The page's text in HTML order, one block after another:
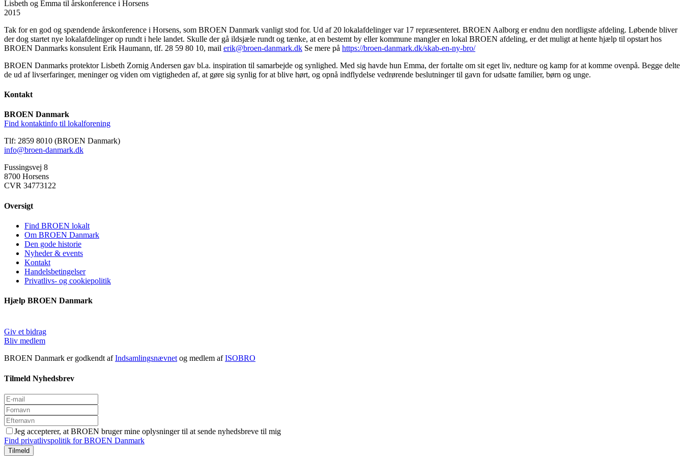
Lisbeth og Emma til årskonference i Horsens
2015
Tak for en god og spændende årskonference i Horsens, som BROEN Danmark vanligt stod for. Ud af 20 lokalafdelinger var 17 repræsenteret. BROEN Aalborg er endnu den nordligste afdeling. Løbende bliver
der dog startet nye lokalafdelinger op rundt i hele landet. Skulle der gå ildsjæle rundt og tænke, at en bestemt by eller kommune mangler en lokal BROEN afdeling, er det muligt at hente hjælp til opstart hos
BROEN Danmarks konsulent Erik Haumann, tlf. 28 59 80 10, mail erik@broen-danmark.dk Se mere på https://broen-danmark.dk/skab-en-ny-bro/
BROEN Danmarks protektor Lisbeth Zornig Andersen gav bl.a. inspiration til samarbejde og synlighed. Med sig havde hun Emma, der fortalte om sit eget liv, nedture og kamp for at komme ovenpå. Begge delte
de ud af livserfaringer, meninger og viden om vigtigheden af, at gøre sig synlig for at blive hørt, og opnå indflydelse vedrørende beslutninger til gavn for udsatte familier, børn og unge.
Kontakt
BROEN Danmark
Find kontaktinfo til lokalforening
Tlf: 2859 8010 (BROEN Danmark)
info@broen-danmark.dk
Fussingsvej 8
8700 Horsens
CVR 34773122
Oversigt
Find BROEN lokalt
Om BROEN Danmark
Den gode historie
Nyheder & events
Kontakt
Handelsbetingelser
Privatlivs- og cookiepolitik
Hjælp BROEN Danmark
Giv et bidrag
Bliv medlem
BROEN Danmark er godkendt afIndsamlingsnævnetog medlem afISOBRO
Tilmeld Nyhedsbrev
Jeg accepterer, at BROEN bruger mine oplysninger til at sende nyhedsbreve til mig
Find privatlivspolitik for BROEN Danmark